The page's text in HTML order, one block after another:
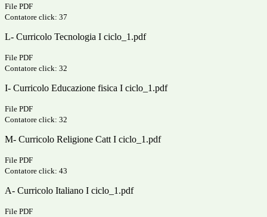
File PDF
Contatore click: 37
L- Curricolo Tecnologia I ciclo_1.pdf
File PDF
Contatore click: 32
I- Curricolo Educazione fisica I ciclo_1.pdf
File PDF
Contatore click: 32
M- Curricolo Religione Catt I ciclo_1.pdf
File PDF
Contatore click: 43
A- Curricolo Italiano I ciclo_1.pdf
File PDF